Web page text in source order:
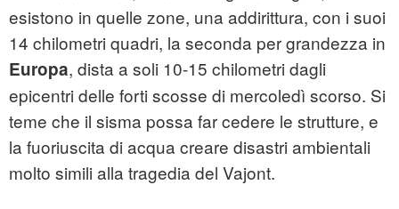
esistono in quelle zone, una addirittura, con i suoi
14 chilometri quadri, la seconda per grandezza in
Europa, dista a soli 10-15 chilometri dagli
epicentri delle forti scosse di mercoledì scorso. Si
teme che il sisma possa far cedere le strutture, e
la fuoriuscita di acqua creare disastri ambientali
molto simili alla tragedia del Vajont.